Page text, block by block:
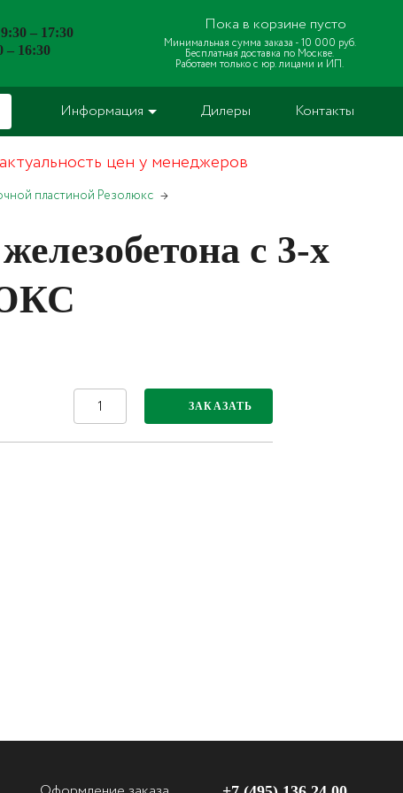
– 17:30
– 16:30
Пока в корзине пусто
Минимальная сумма заказа -10 000 руб.
Бесплатная доставка по Москве.
Работаем только с юр. лицами и ИП.
Информация Дилеры Контакты
цен у менеджеров
пластиной Резолюкс
с 3-х
ЗАКАЗАТЬ